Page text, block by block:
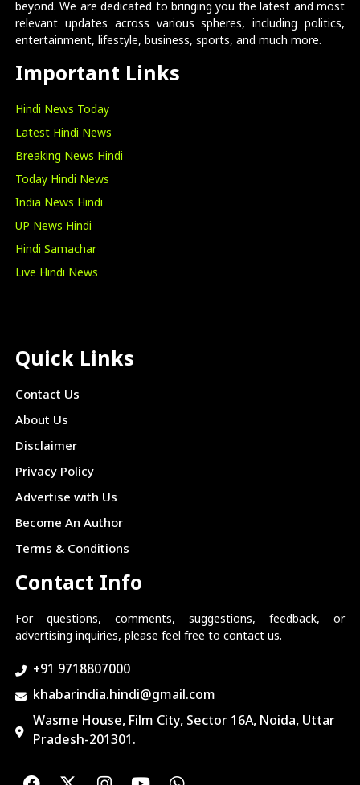
beyond. We are dedicated to bringing you the latest and most
relevant updates across various spheres, including politics,
entertainment, lifestyle, business, sports, and much more.
Important Links
Hindi News Today
Latest Hindi News
Breaking News Hindi
Today Hindi News
India News Hindi
UP News Hindi
Hindi Samachar
Live Hindi News
Quick Links
Contact Us
About Us
Disclaimer
Privacy Policy
Advertise with Us
Become An Author
Terms & Conditions
Contact Info
For questions, comments, suggestions, feedback, or
advertising inquiries, please feel free to contact us.
+91 9718807000
khabarindia.hindi@gmail.com
Wasme House, Film City, Sector 16A, Noida, Uttar
Pradesh-201301.